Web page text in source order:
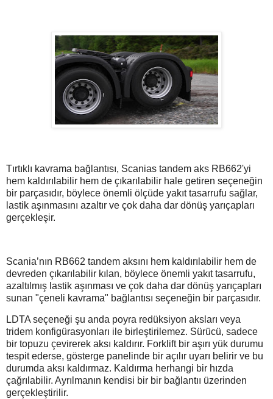
Tırtıklı kavrama bağlantısı, Scanias tandem aks RB662'yi
hem kaldırılabilir hem de çıkarılabilir hale getiren seçeneğin
bir parçasıdır, böylece önemli ölçüde yakıt tasarrufu sağlar,
lastik aşınmasını azaltır ve çok daha dar dönüş yarıçapları
gerçekleşir.
Scania’nın RB662 tandem aksını hem kaldırılabilir hem de
devreden çıkarılabilir kılan, böylece önemli yakıt tasarrufu,
azaltılmış lastik aşınması ve çok daha dar dönüş yarıçapları
sunan "çeneli kavrama" bağlantısı seçeneğin bir parçasıdır.
LDTA seçeneği şu anda poyra redüksiyon aksları veya
tridem konfigürasyonları ile birleştirilemez. Sürücü, sadece
bir topuzu çevirerek aksı kaldırır. Forklift bir aşırı yük durumu
tespit ederse, gösterge panelinde bir açılır uyarı belirir ve bu
durumda aksı kaldırmaz. Kaldırma herhangi bir hızda
çağrılabilir. Ayrılmanın kendisi bir bir bağlantıı üzerinden
gerçekleştirilir.